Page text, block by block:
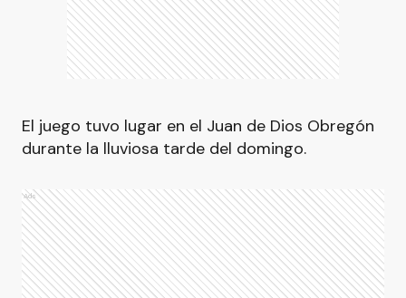
El juego tuvo lugar en el Juan de Dios Obregón
durante la lluviosa tarde del domingo.
Ads